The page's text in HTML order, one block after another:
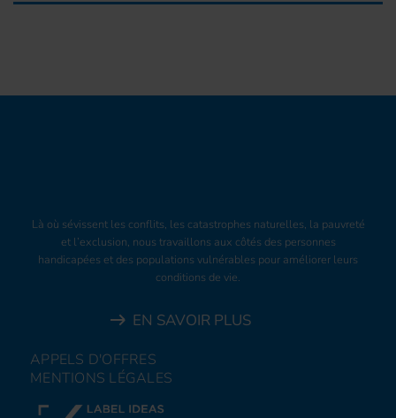
Là où sévissent les conflits, les catastrophes naturelles, la pauvreté
et l’exclusion, nous travaillons aux côtés des personnes
handicapées et des populations vulnérables pour améliorer leurs
conditions de vie.
EN SAVOIR PLUS
APPELS D'OFFRES
MENTIONS LÉGALES